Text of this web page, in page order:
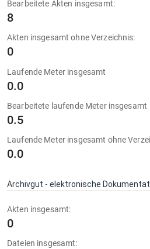
Bearbeitete Akten insgesamt:
8
Akten insgesamt ohne Verzeichnis:
0
Laufende Meter insgesamt
0.0
Bearbeitete laufende Meter insgesamt
0.5
Laufende Meter insgesamt ohne
0.0
Archivgut - elektronische
Akten insgesamt:
0
Dateien insgesamt: